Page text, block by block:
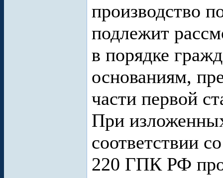
производство
подлежит
в порядке
основаниям,
части первой
При
соответствии
220 ГПК РФ